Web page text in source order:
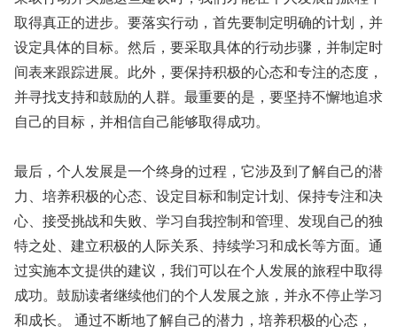
取得真正的进步。要落实行动，首先要制定明确的计划，并
设定具体的目标。然后，要采取具体的行动步骤，并制定时
间表来跟踪进展。此外，要保持积极的心态和专注的态度，
并寻找支持和鼓励的人群。最重要的是，要坚持不懈地追求
自己的目标，并相信自己能够取得成功。
最后，个人发展是一个终身的过程，它涉及到了解自己的潜
力、培养积极的心态、设定目标和制定计划、保持专注和决
心、接受挑战和失败、学习自我控制和管理、发现自己的独
特之处、建立积极的人际关系、持续学习和成长等方面。通
过实施本文提供的建议，我们可以在个人发展的旅程中取得
成功。鼓励读者继续他们的个人发展之旅，并永不停止学习
和成长。 通过不断地了解自己的潜力，培养积极的心态，